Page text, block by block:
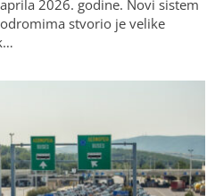
2026. godine. Novi sistem
stvorio je velike